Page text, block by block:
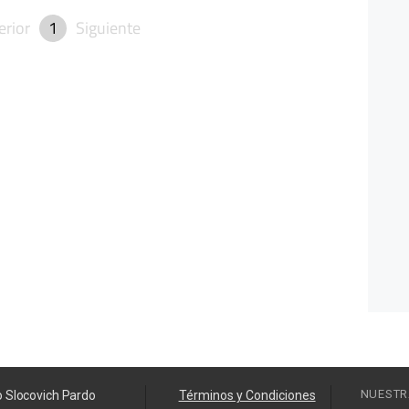
1 Siguiente
Slocovich Pardo Términos y Condiciones